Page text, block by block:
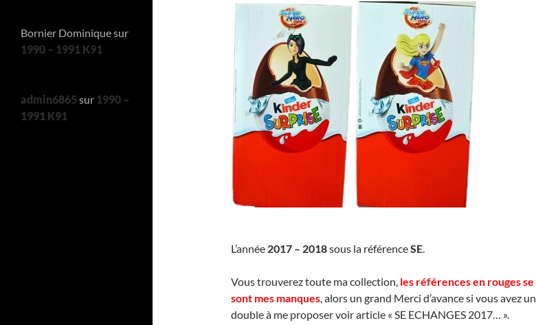
L’année 2017 – 2018sous la référenceSE
Vous trouverez toute ma collection, les références en rouges se
sont mes manques , alors un grand Merci d’avance si vous avez un
double à me proposer voir article « SE ECHANGES 2017… ».
Bornier Dominiquesur
1990 – 1991 K91
admin6865 sur 1990 –
1991 K91